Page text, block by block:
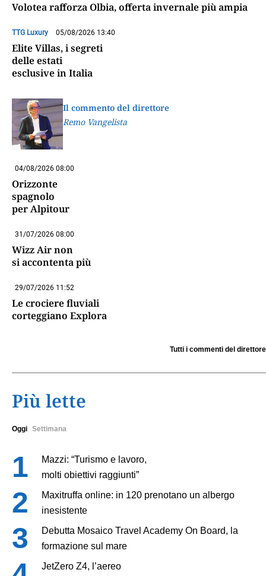
Volotea rafforza Olbia, offerta invernale più ampia
TTG Luxury 05/08/2026 13:40
Elite Villas, i segreti
delle estati
esclusive in Italia
Il commento del direttore
Remo Vangelista
04/08/2026 08:00
Orizzonte
spagnolo
per Alpitour
31/07/2026 08:00
Wizz Air non
si accontenta più
29/07/2026 11:52
Le crociere fluviali
corteggiano Explora
Tutti i commenti del direttore
Più lette
Oggi Settimana
Mazzi: “Turismo e lavoro,
molti obiettivi raggiunti”
Maxitruffa online: in 120 prenotano un albergo
inesistente
Debutta Mosaico Travel Academy On Board, la
formazione sul mare
JetZero Z4, l’aereo